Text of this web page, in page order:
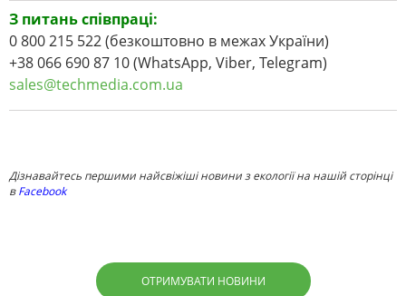
З питань співпраці:
0 800 215 522 (безкоштовно в межах України)
+38 066 690 87 10 (WhatsApp, Viber, Telegram)
sales@techmedia.com.ua
Дізнавайтесь першими найсвіжіші новини з екології на нашій сторінці
вFacebook
ОТРИМУВАТИ НОВИНИ